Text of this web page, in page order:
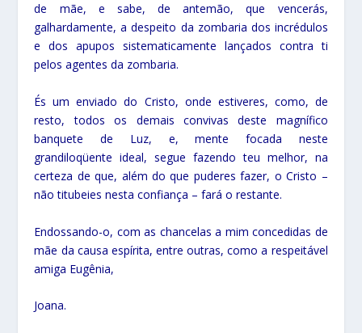
de mãe, e sabe, de antemão, que vencerás,
galhardamente, a despeito da zombaria dos incrédulos
e dos apupos sistematicamente lançados contra ti
pelos agentes da zombaria.
És um enviado do Cristo, onde estiveres, como, de
resto, todos os demais convivas deste magnífico
banquete de Luz, e, mente focada neste
grandiloqüente ideal, segue fazendo teu melhor, na
certeza de que, além do que puderes fazer, o Cristo –
não titubeies nesta confiança – fará o restante.
Endossando-o, com as chancelas a mim concedidas de
mãe da causa espírita, entre outras, como a respeitável
amiga Eugênia,
Joana.